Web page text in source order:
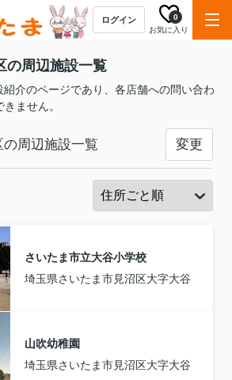
ログイン
お気に入り
0
の周辺施設一覧
介のページであり、各店舗への問い合わ
ません。
周辺施設一覧 変更
さいたま市立大谷小学校
埼玉県さいたま市見沼区大字大谷
山吹幼稚園
埼玉県さいたま市見沼区大字大谷